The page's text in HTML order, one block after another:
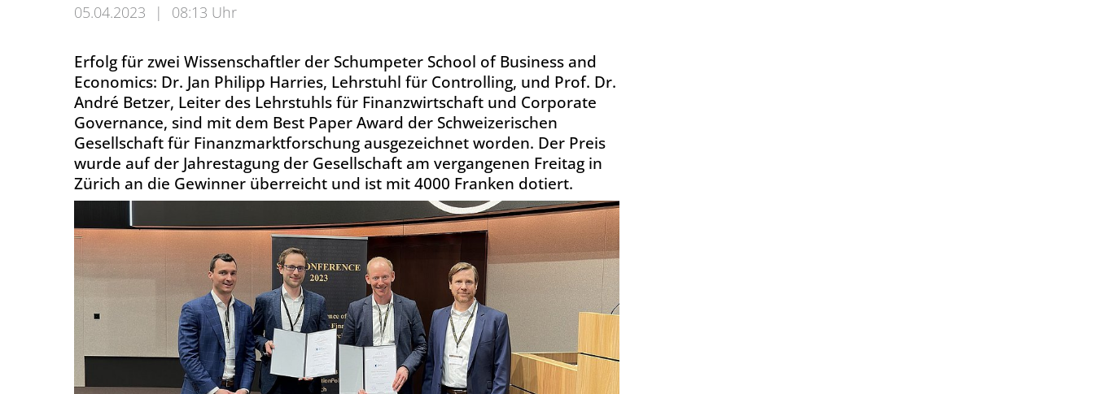
05.04.2023 | 08:13 Uhr
Erfolg für zwei Wissenschaftler der Schumpeter School of Business and
Economics: Dr. Jan Philipp Harries, Lehrstuhl für Controlling, und Prof. Dr.
André Betzer, Leiter des Lehrstuhls für Finanzwirtschaft und Corporate
Governance, sind mit dem Best Paper Award der Schweizerischen
Gesellschaft für Finanzmarktforschung ausgezeichnet worden. Der Preis
wurde auf der Jahrestagung der Gesellschaft am vergangenen Freitag in
Zürich an die Gewinner überreicht und ist mit 4000 Franken dotiert.